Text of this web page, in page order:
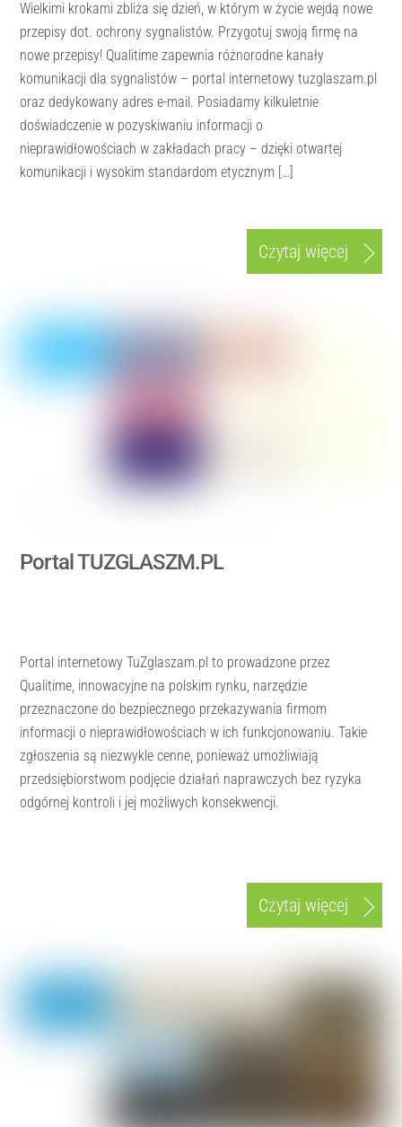
Wielkimi krokami zbliża się dzień, w którym w życie wejdą nowe
przepisy dot. ochrony sygnalistów. Przygotuj swoją firmę na
nowe przepisy! Qualitime zapewnia różnorodne kanały
komunikacji dla sygnalistów – portal internetowy tuzglaszam.pl
oraz dedykowany adres e-mail. Posiadamy kilkuletnie
doświadczenie w pozyskiwaniu informacji o
nieprawidłowościach w zakładach pracy – dzięki otwartej
komunikacji i wysokim standardom etycznym […]
Czytaj więcej
Portal TUZGLASZM.PL
Portal internetowy TuZglaszam.pl to prowadzone przez
Qualitime, innowacyjne na polskim rynku, narzędzie
przeznaczone do bezpiecznego przekazywania firmom
informacji o nieprawidłowościach w ich funkcjonowaniu. Takie
zgłoszenia są niezwykle cenne, ponieważ umożliwiają
przedsiębiorstwom podjęcie działań naprawczych bez ryzyka
odgórnej kontroli i jej możliwych konsekwencji.
Czytaj więcej